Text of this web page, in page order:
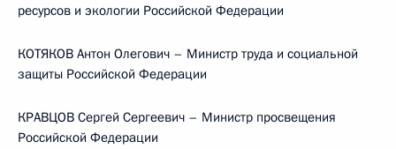
ресурсов и экологии Российской Федерации
КОТЯКОВ Антон Олегович – Министр труда и социальной
защиты Российской Федерации
КРАВЦОВ Сергей Сергеевич – Министр просвещения
Российской Федерации